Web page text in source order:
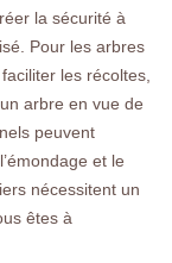
la sécurité à
Pour les arbres
les récoltes,
arbre en vue de
peuvent
et le
nécessitent un
êtes à